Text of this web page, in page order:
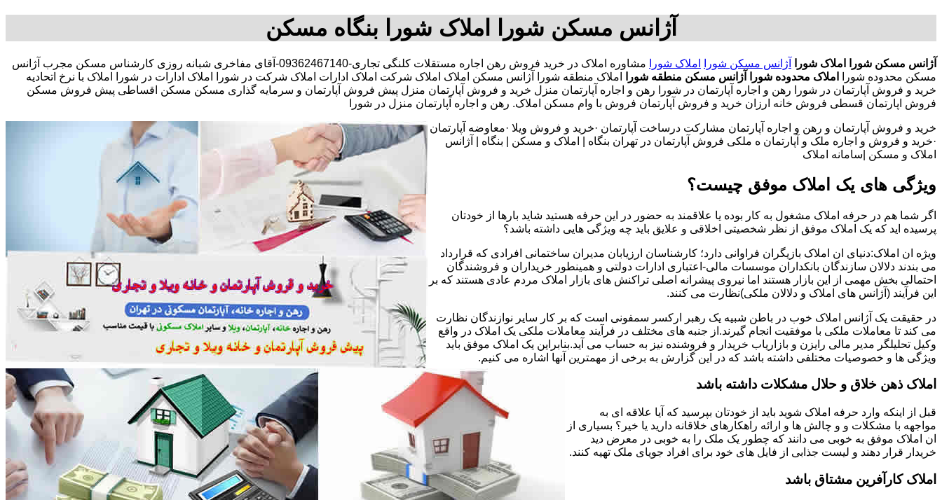
آژانس مسکن شورا املاک شورا بنگاه مسکن
آژانس مسکن شورا املاک شورا آژانس مسکن شورا املاک شورا
مشاوره املاک در خرید فروش رهن اجاره مستقلات کلنگی تجاری-09362467140-آقای مفاخری شبانه روزی کارشناس مسکن مجرب آژانس
مسکن محدوده شورا
املاک محدوده شورا آژانس مسکن منطقه شورا
املاک منطقه شورا آژانس مسکن املاک املاک شرکت املاک ادارات املاک شرکت در شورا املاک ادارات در شورا املاک با نرخ اتحادیه
خرید و فروش آپارتمان در شورا رهن و اجاره آپارتمان در شورا رهن و اجاره آپارتمان منزل خرید و فروش آپارتمان منزل پیش فروش آپارتمان و سرمایه گذاری مسکن مسکن اقساطی پیش فروش مسکن
فروش اپارتمان قسطی فروش خانه ارزان خرید و فروش آپارتمان فروش با وام مسکن املاک. رهن و اجاره آپارتمان منزل در شورا
خرید و فروش آپارتمان و رهن و اجاره آپارتمان مشارکت درساخت آپارتمان ·خرید و فروش ویلا ·معاوضه آپارتمان
·خرید و فروش و اجاره ملک و آپارتمان ه ملکی فروش آپارتمان در تهران بنگاه | املاک و مسکن | بنگاه | آژانس
املاک و مسکن |سامانه املاک
ویژگی های یک املاک موفق چیست؟
اگر شما هم در حرفه املاک مشغول به کار بوده یا علاقمند به حضور در این حرفه هستید شاید بارها از خودتان
پرسیده اید که یک املاک موفق از نظر شخصیتی اخلاقی و علایق باید چه ویژگی هایی داشته باشد؟
ویژه ان املاک:دنیای ان املاک بازیگران فراوانی دارد؛ کارشناسان ارزیابان مدیران ساختمانی افرادی که قرارداد
می بندند دلالان سازندگان بانکداران موسسات مالی-اعتباری ادارات دولتی و همینطور خریداران و فروشندگان
احتمالی بخش مهمی از این بازار هستند اما نیروی پیشرانه اصلی تراکنش های بازار املاک مردم عادی هستند که بر
این فرآیند (آژانس های املاک و دلالان ملکی)نظارت می کنند.
در حقیقت یک آژانس املاک خوب در باطن شبیه یک رهبر ارکسر سمفونی است که بر کار سایر نوازندگان نظارت
می کند تا معاملات ملکی با موفقیت انجام گیرند.از جنبه های مختلف در فرآیند معاملات ملکی یک املاک در واقع
وکیل تحلیلگر مدیر مالی رایزن و بازاریاب خریدار و فروشنده نیز به حساب می آید.بنابراین یک املاک موفق باید
ویژگی ها و خصوصیات مختلفی داشته باشد که در این گزارش به برخی از مهمترین آنها اشاره می کنیم.
املاک ذهن خلاق و حلال مشکلات داشته باشد
قبل از اینکه وارد حرفه املاک شوید باید از خودتان بپرسید که آیا علاقه ای به
مواجهه با مشکلات و و چالش ها و ارائه راهکارهای خلاقانه دارید یا خیر؟ بسیاری از
ان املاک موفق به خوبی می دانند که چطور یک ملک را به خوبی در معرض دید
خریدار قرار دهند و لیست جذابی از فایل های خود برای افراد جویای ملک تهیه کنند.
املاک کارآفرین مشتاق باشد